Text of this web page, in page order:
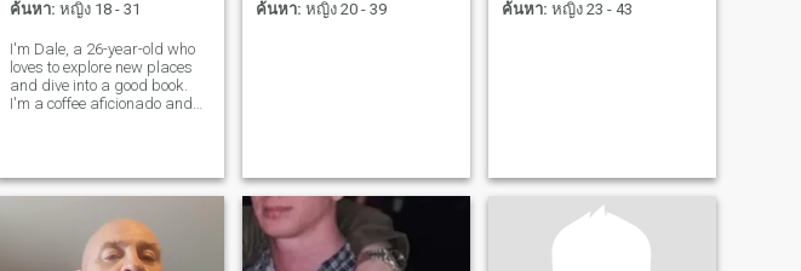
ค้นหา: หญิง 18 - 31
I'm Dale, a 26-year-old who
loves to explore new places
and dive into a good book.
I'm a coffee aficionado and
adventure and a good cup of
coffee.
ค้นหา: หญิง 20 - 39
ค้นหา: หญิง 23 - 43